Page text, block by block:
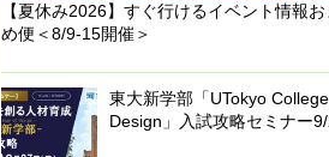
【夏休み2026】すぐ行けるイベント情報お
め便＜8/9-15開催＞
東大新学部「UTokyo
Design」入試攻略セミナー